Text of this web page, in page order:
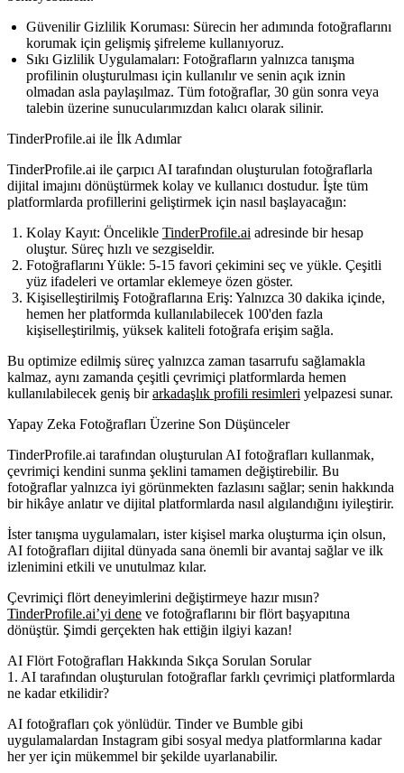
Güvenilir Gizlilik Koruması: Sürecin her adımında fotoğraflarını
korumak için gelişmiş şifreleme kullanıyoruz.
Sıkı Gizlilik Uygulamaları: Fotoğrafların yalnızca tanışma
profilinin oluşturulması için kullanılır ve senin açık iznin
olmadan asla paylaşılmaz. Tüm fotoğraflar, 30 gün sonra veya
talebin üzerine sunucularımızdan kalıcı olarak silinir.
TinderProfile.ai ile İlk Adımlar
TinderProfile.ai ile çarpıcı AI tarafından oluşturulan fotoğraflarla
dijital imajını dönüştürmek kolay ve kullanıcı dostudur. İşte tüm
platformlarda profillerini geliştirmek için nasıl başlayacağın:
Kolay Kayıt: Öncelikle TinderProfile.ai adresinde bir hesap
oluştur. Süreç hızlı ve sezgiseldir.
Fotoğraflarını Yükle: 5-15 favori çekimini seç ve yükle. Çeşitli
yüz ifadeleri ve ortamlar eklemeye özen göster.
Kişiselleştirilmiş Fotoğraflarına Eriş: Yalnızca 30 dakika içinde,
hemen her platformda kullanılabilecek 100'den fazla
kişiselleştirilmiş, yüksek kaliteli fotoğrafa erişim sağla.
Bu optimize edilmiş süreç yalnızca zaman tasarrufu sağlamakla
kalmaz, aynı zamanda çeşitli çevrimiçi platformlarda hemen
kullanılabilecek geniş birarkadaşlık profili resimleri yelpazesi sunar.
Yapay Zeka Fotoğrafları Üzerine Son Düşünceler
TinderProfile.ai tarafından oluşturulan AI fotoğrafları kullanmak,
çevrimiçi kendini sunma şeklini tamamen değiştirebilir. Bu
fotoğraflar yalnızca iyi görünmekten fazlasını sağlar; senin hakkında
bir hikâye anlatır ve dijital platformlarda nasıl algılandığını iyileştirir.
İster tanışma uygulamaları, ister kişisel marka oluşturma için olsun,
AI fotoğrafları dijital dünyada sana önemli bir avantaj sağlar ve ilk
izlenimini etkili ve unutulmaz kılar.
Çevrimiçi flört deneyimlerini değiştirmeye hazır mısın?
TinderProfile.ai’yi dene ve fotoğraflarını bir flört başyapıtına
dönüştür. Şimdi gerçekten hak ettiğin ilgiyi kazan!
AI Flört Fotoğrafları Hakkında Sıkça Sorulan Sorular
1. AI tarafından oluşturulan fotoğraflar farklı çevrimiçi platformlarda
ne kadar etkilidir?
AI fotoğrafları çok yönlüdür. Tinder ve Bumble gibi
uygulamalardan Instagram gibi sosyal medya platformlarına kadar
her yer için mükemmel bir şekilde uyarlanabilir.